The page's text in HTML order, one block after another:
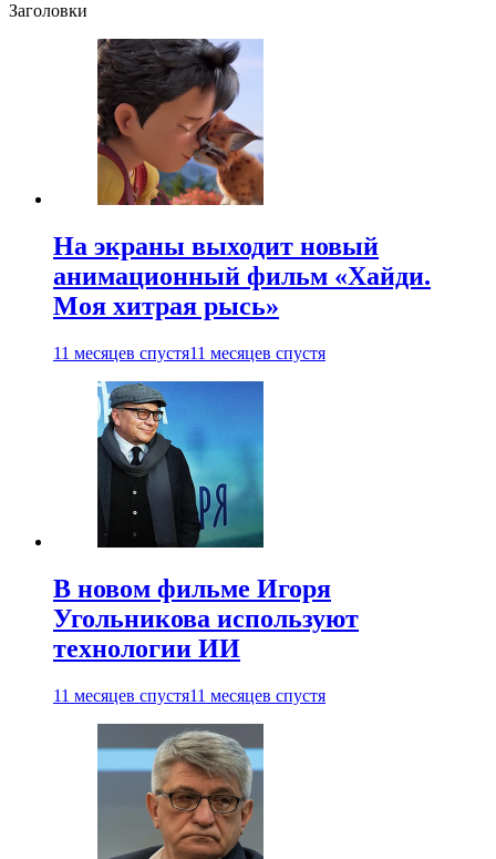
Заголовки
На экраны выходит новый
анимационный фильм «Хайди.
Моя хитрая рысь»
11 месяцев спустя11 месяцев спустя
В новом фильме Игоря
Угольникова используют
технологии ИИ
11 месяцев спустя11 месяцев спустя